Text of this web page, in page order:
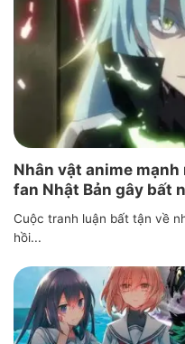
Nhân vật anime
fan Nhật Bản gây bất
Cuộc tranh luận bất tận về
hồi...